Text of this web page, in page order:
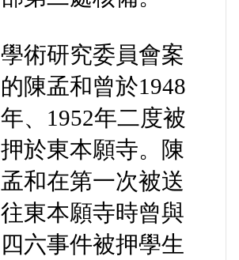
學術研究委員會案
的陳孟和曾於1948
年、1952年二度被
押於東本願寺。陳
孟和在第一次被送
往東本願寺時曾與
四六事件被押學生